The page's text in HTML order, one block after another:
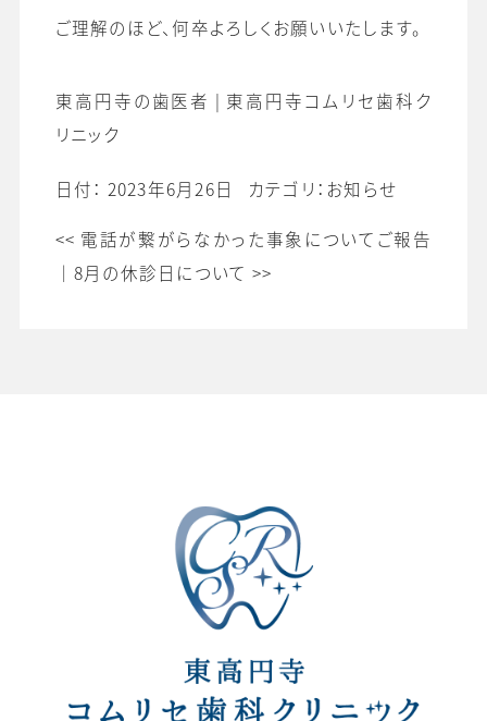
ご理解のほど、何卒よろしくお願いいたします。
東高円寺の歯医者 | 東高円寺コムリセ歯科ク
リニック
日付： 2023年6月26日 カテゴリ： お知らせ
<< 電話が繋がらなかった事象についてご報告
｜ 8月の休診日について >>